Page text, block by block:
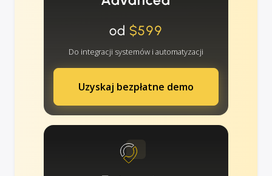
od $599
Do integracji systemów i automatyzacji
Uzyskaj bezpłatne demo